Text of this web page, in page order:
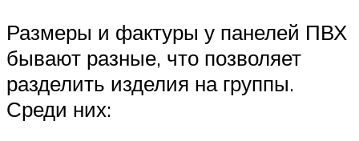
Размеры и фактуры у панелей ПВХ
бывают разные, что позволяет
разделить изделия на группы.
Среди них: